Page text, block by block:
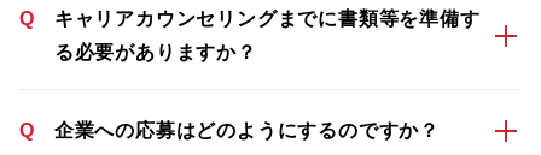
Q
キャリアカウンセリングまでに書類等を準備す
る必要がありますか？
Q 企業への応募はどのようにするのですか？